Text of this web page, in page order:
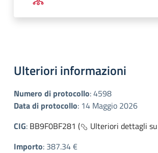
Ulteriori informazioni
Numero di protocollo:4598
Data di protocollo: 14 Maggio 2026
CIG: BB9F0BF281 (
Ulteriori dettagli su
Importo: 387.34 €